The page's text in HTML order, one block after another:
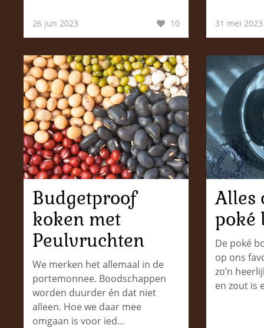
26 jun 2023 10 31 mei 2023
Budgetproof
koken met
Peulvruchten
We merken het allemaal in de
portemonnee. Boodschappen
worden duurder én dat niet
alleen. Hoe we daar mee
omgaan is voor ied…
Alles
poké
De poké
op ons
zo’n
en zout is